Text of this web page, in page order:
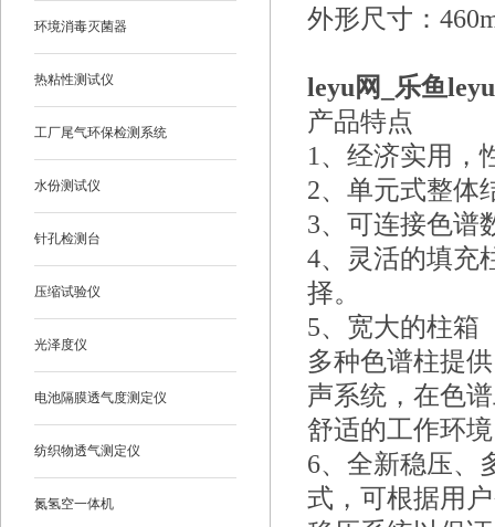
环境消毒灭菌器
热粘性测试仪
工厂尾气环保检测系统
水份测试仪
针孔检测台
压缩试验仪
光泽度仪
电池隔膜透气度测定仪
纺织物透气测定仪
氮氢空一体机
外形尺寸：
leyu网_乐鱼
产品特点
1、经济实用，
2、单元式整体
3、可连接色谱
4、灵活的填充
择。
5、宽大的柱箱
多种色谱柱提
声系统，在色
舒适的工作环
6、全新稳压、
式，可根据用